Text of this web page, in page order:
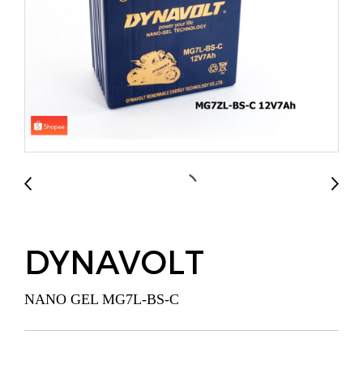
DYNAVOLT
NANO GEL MG7L-BS-C